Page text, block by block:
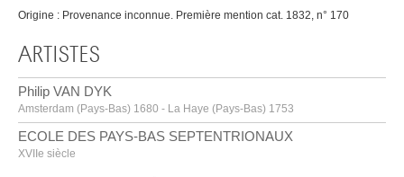
Origine : Provenance inconnue. Première mention cat. 1832, n° 170
ARTISTES
Philip VAN DYK
Amsterdam (Pays-Bas) 1680 - La Haye (Pays-Bas) 1753
ECOLE DES PAYS-BAS SEPTENTRIONAUX
XVIIe siècle